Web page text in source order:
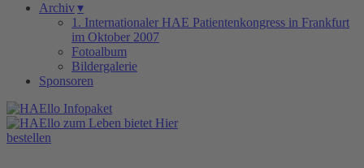
Archiv▾
1. Internationaler HAE Patientenkongress in Frankfurt
im Oktober 2007
Fotoalbum
Bildergalerie
Sponsoren